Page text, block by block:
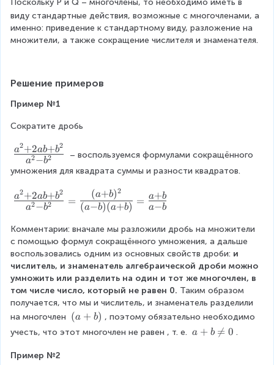
r
g
e
\
{
}
виду стандартные действия, возможные с многочленами, а
именно: приведение к стандартному виду, разложение на
множители, а также сокращение числителя и знаменателя.
Решение примеров
Пример №1
Сократите дробь
{
L
r
e
\
fr
a
c
{
a
^
2
+
a
a2−b2
a2+2ab+b2
– воспользуемся формулами сокращённого
умножения для квадрата суммы и разности квадратов.
{
a
r
g
e
\
fr
a
c
{
^
a2−b2
a2+2ab+b2
= (a−b)(a+b)
(a+b)2
= a−b
a+b
Комментарии: вначале мы разложили дробь на множители
с помощью формул сокращённого умножения, а дальше
воспользовались одним из основных свойств дроби: и
числитель, и знаменатель алгебраической дроби можно
умножить или разделить на один и тот же многочлен, в
том числе число, который не равен 0. Таким образом
получается, что мы и числитель, и знаменатель разделили
на многочлен (
a
(a + b) , поэтому обязательно необходимо
учесть, что этот многочлен не равен , т. е. a
a + b 
= 0 .
Пример №2